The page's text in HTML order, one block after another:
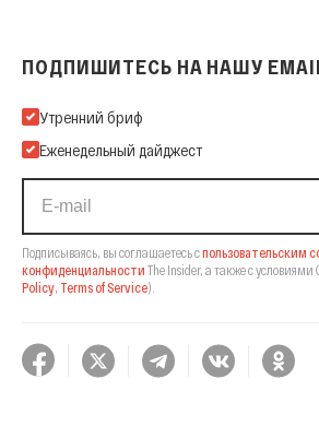
ПОДПИШИТЕСЬ НА НАШУ
Подпишитесь на нашу Email-рассылку
Утренний бриф
Еженедельный дайджест
Подписываясь, вы соглашаетесь спользовательским
конфиденциальности The Insider, а также с условиями
Policy Terms of Service).